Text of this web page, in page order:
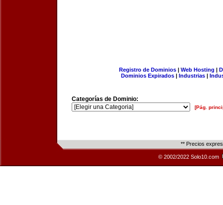
Registro de Dominios| Web Hosting |
Dominios Expirados | Industrias |
Categorías de Dominio:
[Pág.
** Precios
© 2002/2022 Solo10.com